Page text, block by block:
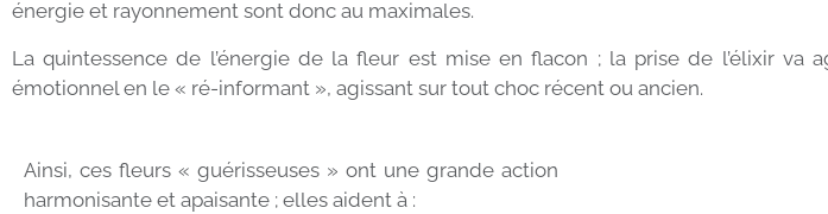
énergie et rayonnement sont donc au maximales.
La quintessence de l’énergie de la fleur est mise en flacon ; la prise de l’élixir va
émotionnel en le « ré-informant », agissant sur tout choc récent ou ancien.
Ainsi, ces fleurs « guérisseuses » ont une grande action
harmonisante et apaisante ; elles aident à :